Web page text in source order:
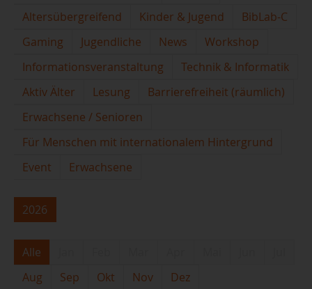
Altersübergreifend
Kinder & Jugend
BibLab-C
Gaming
Jugendliche News
Workshop
Informationsveranstaltung
Technik & Informatik
Aktiv Älter
Lesung
Barrierefreiheit (räumlich)
Erwachsene / Senioren
Für Menschen mit internationalem Hintergrund
Event
Erwachsene
2026
Alle
Aug
Sep Okt Nov Dez